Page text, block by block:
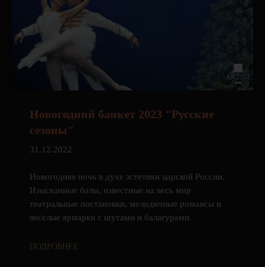
Новогодний банкет 2023 "Русские
сезоны"
31.12.2022
Новогодняя ночь в духе эстетики царской России.
Изысканные балы, известные на весь мир
театральные постановки, мелодичные романсы и
веселые ярмарки с шутами и балагурами.
ПОДРОБНЕЕ